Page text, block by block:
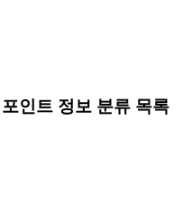
인트 정보 분류 목록